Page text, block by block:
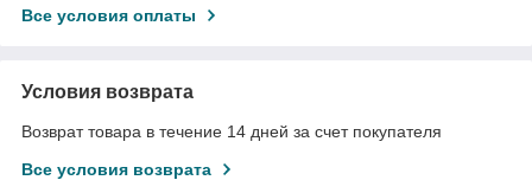
Все условия оплаты
Условия возврата
Возврат товара в течение 14 дней за счет покупателя
Все условия возврата